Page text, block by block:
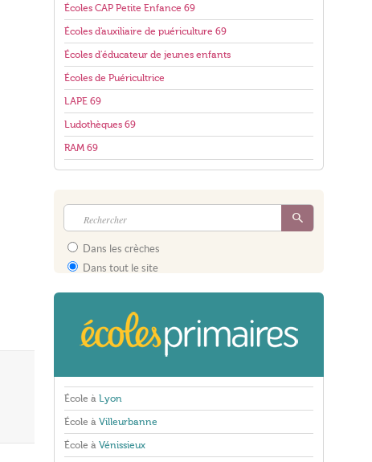
Écoles CAP Petite Enfance 69
Écoles d'auxiliaire de puériculture 69
Écoles d'éducateur de jeunes enfants
Écoles de Puéricultrice
LAPE 69
Ludothèques 69
RAM 69
Dans les crèches
Dans tout le site
École à Lyon
École à Villeurbanne
École à Vénissieux